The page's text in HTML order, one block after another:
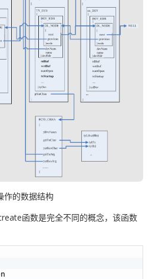
作的数据结构
函数是完全不同的概念，该函数